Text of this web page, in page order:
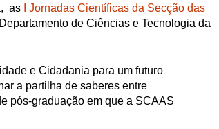
as
I Jornadas Científicas da Secção das
de Ciências e Tecnologia da
e Cidadania para um futuro
a partilha de saberes entre
pós-graduação em que a SCAAS